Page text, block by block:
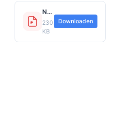
NN Rechtsbijstand Voorwaarden PB 0000.2503 Algemene voorwaarden (4248-40.2503)-1.pdf
230.05
KB
Downloaden